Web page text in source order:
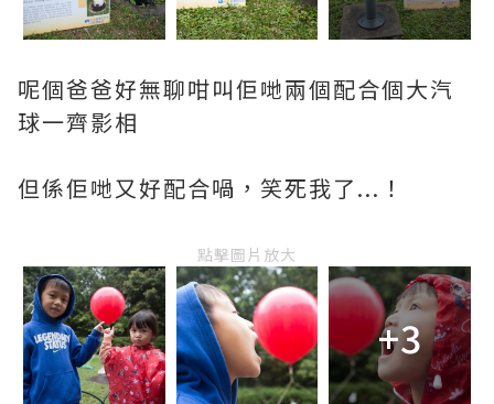
呢個爸爸好無聊咁叫佢哋兩個配合個大汽
球一齊影相
但係佢哋又好配合喎，笑死我了...！
點擊圖片放大
+3